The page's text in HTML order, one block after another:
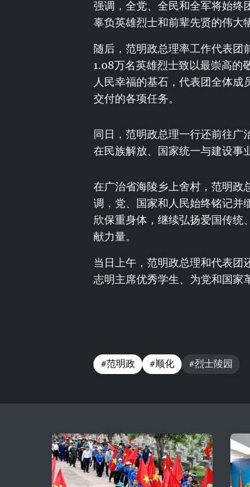
强调，全党、全民和全军将始终
辜负英雄烈士和前辈先贤的伟大
随后，范明政总理率工作代表团
1.08万名英雄烈士致以最崇高的
人民幸福的基石，代表团全体
交付的各项任务。
同日，范明政总理一行还前往
在民族解放、国家统一与建设事
在广治省海陵乡上舍村，范明政
调，党、国家和人民始终铭记并
欣保重身体，继续弘扬爱国传统
献力量。
当日上午，范明政总理和代表团
志明主席优秀学生、为党和国家
#范明政 #顺化 #烈士陵园